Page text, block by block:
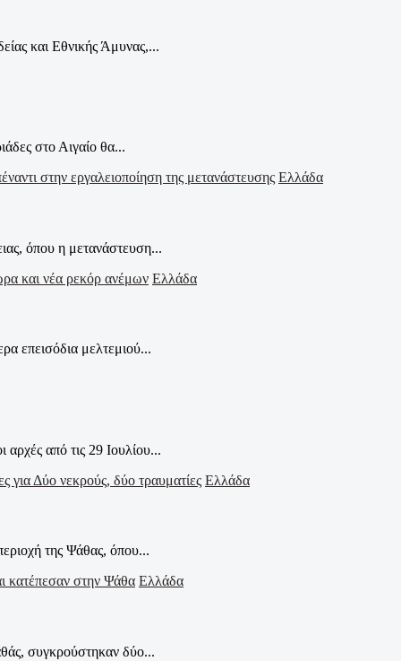
και Εθνικής Άμυνας,...
στο Αιγαίο θα...
Ελλάδα
όπου η μετανάστευση...
Ελλάδα
επεισόδια μελτεμιού...
από τις 29 Ιουλίου...
Ελλάδα
της Ψάθας, όπου...
Ελλάδα
συγκρούστηκαν δύο...